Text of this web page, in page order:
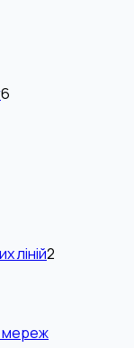
6
ліній2
мереж